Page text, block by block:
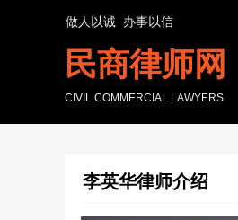
民商律师网
CIVIL COMMERCIAL LAWYERS
做人以诚 办事以信
李英华律师介绍